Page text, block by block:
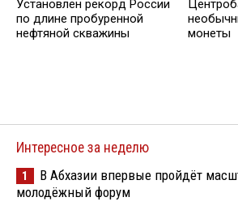
Установлен рекорд России
по длине пробуренной
нефтяной скважины
монеты
Интересное за неделю
1
В Абхазии впервые пройдёт
молодёжный форум